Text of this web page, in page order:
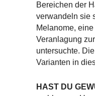
Bereichen der
verwandeln sie
Melanome,
Veranlagung
untersuchte.
Varianten in
HAST DU